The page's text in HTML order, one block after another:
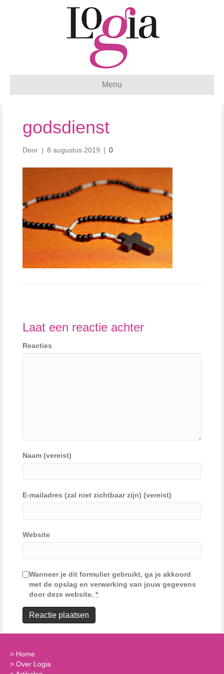
Menu
godsdienst
Door | 8 augustus 2019 | 0
Laat een reactie achter
Reacties
Naam (vereist)
E-mailadres (zal niet zichtbaar zijn) (vereist)
Website
Wanneer je dit formulier gebruikt, ga je akkoord
met de opslag en verwerking van jouw gegevens
door deze website. *
> Home
> Over Logia